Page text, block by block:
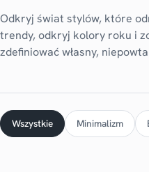
Odkryj świat stylów, które
trendy, odkryj kolory roku i
zdefiniować własny,
Wszystkie Minimalizm